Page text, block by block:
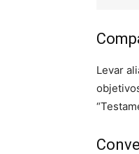
Levar